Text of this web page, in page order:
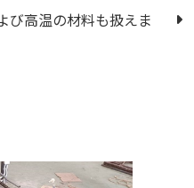
び高温の材料も扱えま